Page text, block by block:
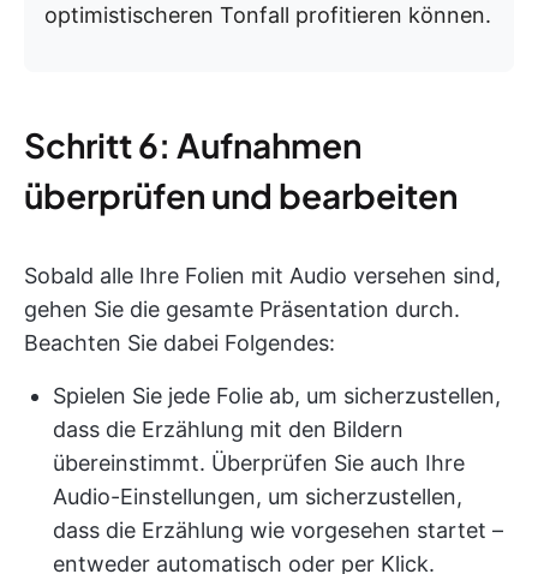
optimistischeren Tonfall profitieren können.
Schritt 6: Aufnahmen
überprüfen und bearbeiten
Sobald alle Ihre Folien mit Audio versehen sind,
gehen Sie die gesamte Präsentation durch.
Beachten Sie dabei Folgendes:
Spielen Sie jede Folie ab, um sicherzustellen,
dass die Erzählung mit den Bildern
übereinstimmt. Überprüfen Sie auch Ihre
Audio-Einstellungen, um sicherzustellen,
dass die Erzählung wie vorgesehen startet –
entweder automatisch oder per Klick.